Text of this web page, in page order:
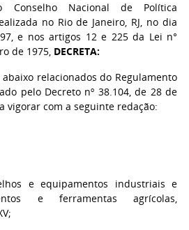
Conselho Nacional de Política
no Rio de Janeiro, RJ, no dia
e nos artigos 12 e 225 da Lei n°
de 1975, DECRETA:
relacionados do Regulamento
pelo Decreto nº 38.104, de 28 de
vigorar com a seguinte redação:
e equipamentos industriais e
e ferramentas agrícolas,